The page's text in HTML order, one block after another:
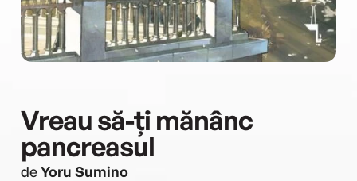
Vreau să-ți mănânc
pancreasul
deYoru Sumino